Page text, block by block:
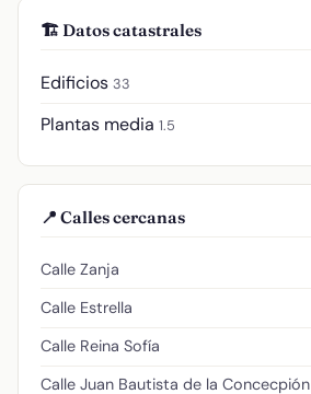
🏗️ Datos catastrales
Edificios 33
Plantas media 1.5
📍 Calles cercanas
Calle Zanja
Calle Estrella
Calle Reina Sofía
Calle Juan Bautista de la Concecpión